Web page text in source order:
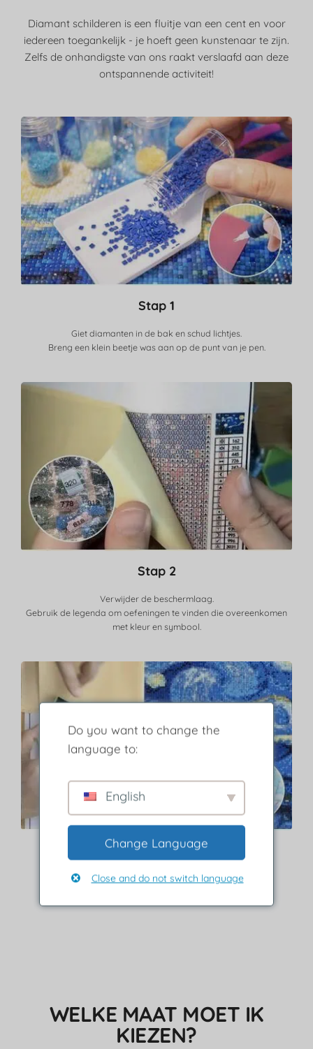
Diamant schilderen is een fluitje van een cent en voor
iedereen toegankelijk - je hoeft geen kunstenaar te zijn.
Zelfs de onhandigste van ons raakt verslaafd aan deze
ontspannende activiteit!
Stap 1
Giet diamanten in de bak en schud lichtjes.
Breng een klein beetje was aan op de punt van je pen.
Stap 2
Verwijder de beschermlaag.
Gebruik de legenda om oefeningen te vinden die overeenkomen
met kleur en symbool.
Stap 3
Kies een diamant en plaats deze op canvas.
WELKE MAAT MOET IK
KIEZEN?
Do you want to change the
language to:
English
Change Language
Close and do not switch language